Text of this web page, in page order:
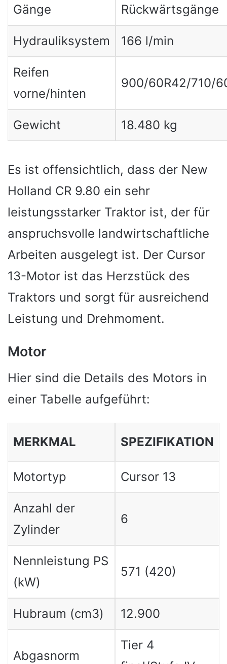
Gänge
Rückwärtsgänge
Hydrauliksystem 166 l/min
Reifen
vorne/hinten
900/60R42/710/
Gewicht 18.480 kg
Es ist offensichtlich, dass der New
Holland CR 9.80 ein sehr
leistungsstarker Traktor ist, der für
anspruchsvolle landwirtschaftliche
Arbeiten ausgelegt ist. Der Cursor
13-Motor ist das Herzstück des
Traktors und sorgt für ausreichend
Leistung und Drehmoment.
Motor
Hier sind die Details des Motors in
einer Tabelle aufgeführt:
MERKMAL SPEZIFIKATION
Motortyp Cursor 13
Anzahl der
Zylinder
6
Nennleistung PS
(kW)
571 (420)
Hubraum (cm3) 12.900
Abgasnorm
Tier 4